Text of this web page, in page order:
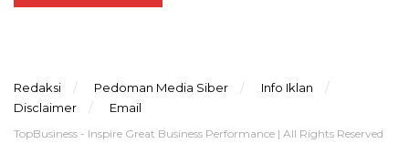
Redaksi Pedoman Media Siber
Info Iklan
Disclaimer
Email
TopBusiness - Inspire Great Business Performance | All Rights Reserved